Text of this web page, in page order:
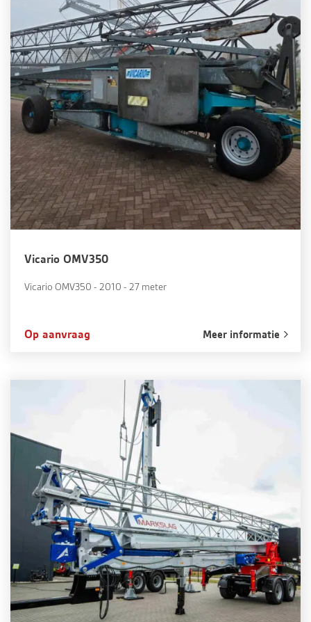
Vicario OMV350
Vicario OMV350 - 2010 - 27 meter
Op aanvraag Meer informatie